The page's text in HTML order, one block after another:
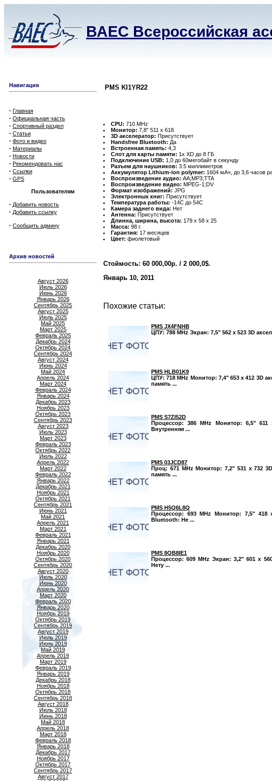
ВАЕС Всероссийская
Навигация
· Главная
· Официальная часть
· Спортивный раздел
· Статьи
· Фото и видео
· Материалы
· Новости
· Рекомендовать нас
· Ссылки
· GPS
Пользователям
· Добавить новость
· Добавить ссылку
· Сообщить админу
Архив новостей
Август 2026
Июль 2026
Июнь 2026
Январь 2026
Сентябрь 2025
Август 2025
Июль 2025
Май 2025
Март 2025
Февраль 2025
Декабрь 2024
Октябрь 2024
Сентябрь 2024
Август 2024
Июнь 2024
Май 2024
Апрель 2024
Март 2024
Февраль 2024
Январь 2024
Декабрь 2023
Ноябрь 2023
Октябрь 2023
Сентябрь 2023
Август 2023
Июль 2023
Март 2023
Февраль 2023
Октябрь 2022
Июль 2022
Апрель 2022
Март 2022
Февраль 2022
Январь 2022
Декабрь 2021
Ноябрь 2021
Октябрь 2021
Сентябрь 2021
Июнь 2021
Май 2021
Апрель 2021
Март 2021
Февраль 2021
Январь 2021
Декабрь 2020
Ноябрь 2020
Октябрь 2020
Сентябрь 2020
Август 2020
Июль 2020
Июнь 2020
Апрель 2020
Март 2020
Февраль 2020
Январь 2020
Ноябрь 2019
Октябрь 2019
Сентябрь 2019
Август 2019
Июль 2019
Июнь 2019
Май 2019
Апрель 2019
Март 2019
Февраль 2019
Январь 2019
Декабрь 2018
Ноябрь 2018
Октябрь 2018
Сентябрь 2018
Август 2018
Июль 2018
Июнь 2018
Май 2018
Апрель 2018
Март 2018
Февраль 2018
Январь 2018
Декабрь 2017
Ноябрь 2017
Октябрь 2017
Сентябрь 2017
Август 2017
PMS KI1YR22
CPU: 710 MHz
Монитор: 7,8″ 511 x 618
3D акселератор: Присутствует
Handsfree Bluetooth: Да
Встроенная память: 4,3
Слот для карты памяти: 1x XD до 8 ГБ
Подключение USB: 1,0 до 60мегобайт в секунду
Разъем для наушников: 3.5 миллиметров
Аккумулятор Lithium-ion polymer: 1604 мАч, до 3,6 часов
Воспроизведение аудио: AA;MP3;TTA
Воспроизведение видео: MPEG-1;DV
Формат изображений: JPG
Электронных книг: Присутствует
Температура работы: -14C до 54C
Камера заднего вида: Нет
Антенна: Присутствует
Длинна, ширина, высота: 179 x 58 x 25
Масса: 98 г.
Гарантия: 17 месяцев
Цвет: фиолетовый
Стоймость: 60 000,00р. / 2 000,0$.
Январь 10, 2011
Похожие статьи:
PMS JX4FNHB
ЦПУ: 788 MHz Экран: 7,5" 562 x 523 3D
PMS HLB01K9
ЦПУ: 718 MHz Монитор: 7,4" 653 x 412 3D
память ...
PMS S7ZI52D
Процессор: 386 MHz Монитор: 6,5" 611
Внутренняя ...
PMS 03JCD87
Проц: 671 MHz Монитор: 7,2" 531 x 732
память ...
PMS H5Q6L8Q
Процессор: 693 MHz Монитор: 7,5" 418
Bluetooth: Не ...
PMS 8QB8IE1
Процессор: 609 MHz Экран: 3,2" 601 x
Нету ...